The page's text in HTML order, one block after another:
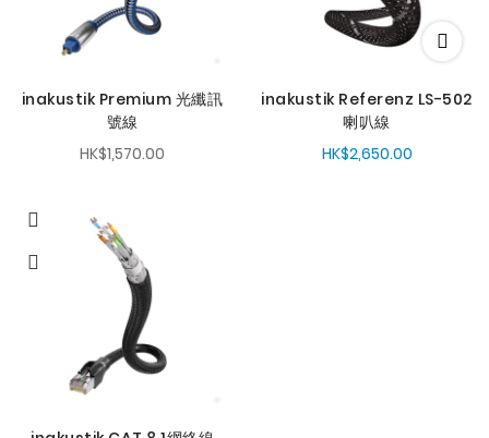
inakustik Premium 光纖訊
號線
HK$1,570.00
inakustik Referenz LS-502
喇叭線
HK$2,650.00